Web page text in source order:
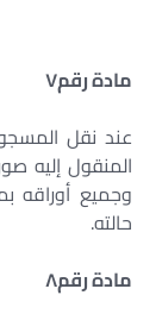
مادة رقم٧
عند نقل
المنقول إليه
وجميع أوراقه
حالته.
مادة رقم٨